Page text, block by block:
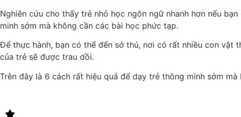
Nghiên cứu cho thấy trẻ nhỏ học ngôn ngữ nhanh hơn nếu
minh sớm mà không cần các bài học phức tạp.
Để thực hành, bạn có thể đến sở thú, nơi có rất nhiều con vật
của trẻ sẽ được trau dồi.
Trên đây là 6 cách rất hiệu quả để dạy trẻ thông minh sớm